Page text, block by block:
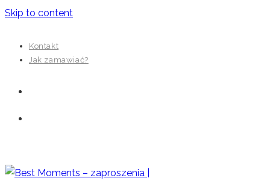
Skip to content
Kontakt
Jak zamawiać?